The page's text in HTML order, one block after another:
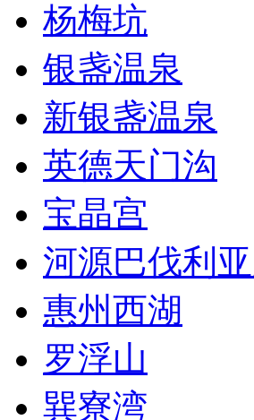
杨梅坑
银盏温泉
新银盏温泉
英德天门沟
宝晶宫
河源巴伐利
惠州西湖
罗浮山
巽寮湾